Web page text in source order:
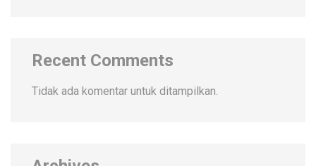
Recent Comments
Tidak ada komentar untuk ditampilkan.